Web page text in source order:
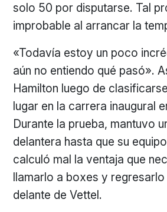
solo 50 por disputarse. Tal
improbable al arrancar la
«Todavía estoy un poco
aún no entiendo qué pasó».
Hamilton luego de
lugar en la carrera inaugural
Durante la prueba, mantuvo
delantera hasta que su
calculó mal la ventaja que
llamarlo a boxes y regresarlo
delante de Vettel.